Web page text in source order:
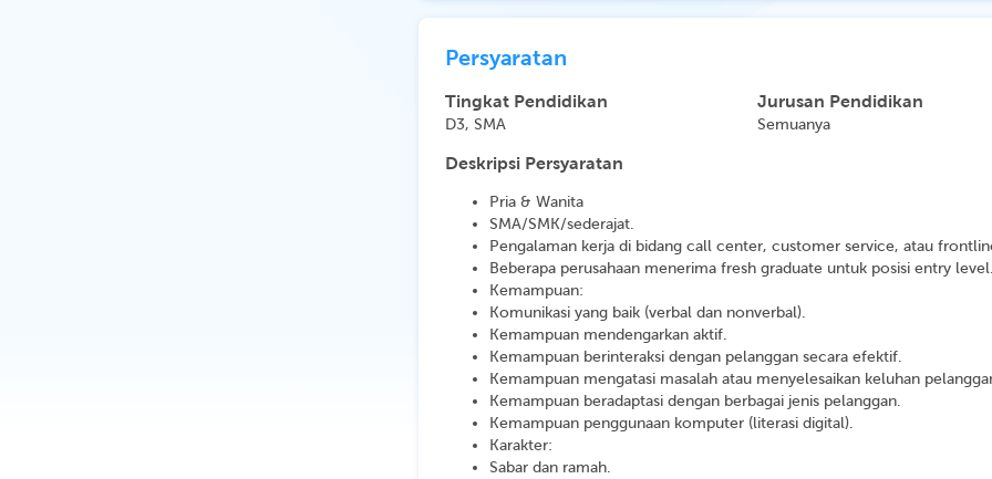
Persyaratan
Tingkat Pendidikan
D3, SMA
Jurusan Pendidikan
Semuanya
Deskripsi Persyaratan
Pria & Wanita
SMA/SMK/sederajat.
Pengalaman kerja di bidang call center, customer service, atau
Beberapa perusahaan menerima fresh graduate untuk posisi entry
Kemampuan:
Komunikasi yang baik (verbal dan nonverbal).
Kemampuan mendengarkan aktif.
Kemampuan berinteraksi dengan pelanggan secara efektif.
Kemampuan mengatasi masalah atau menyelesaikan keluhan
Kemampuan beradaptasi dengan berbagai jenis pelanggan.
Kemampuan penggunaan komputer (literasi digital).
Karakter:
Sabar dan ramah.